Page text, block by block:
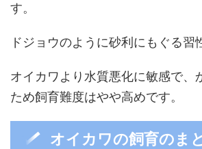
す。
ドジョウのように砂利にもぐる習
オイカワより水質悪化に敏感で、
ため飼育難度はやや高めです。
オイカワの飼育のま